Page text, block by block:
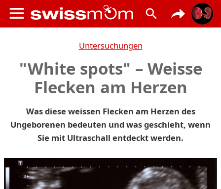
Untersuchungen
"White spots" – Weisse
Flecken am Herzen
Was diese weissen Flecken am Herzen des
Ungeborenen bedeuten und was geschieht, wenn
Sie mit Ultraschall entdeckt werden.